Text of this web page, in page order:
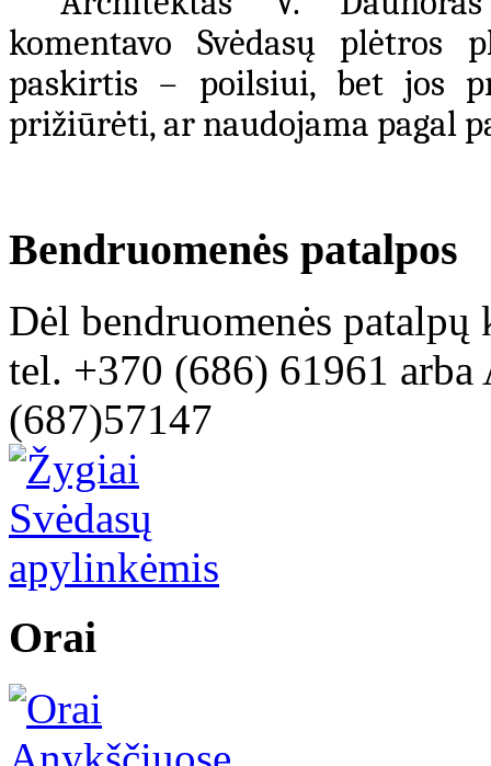
komentavo Svėdasų plėtros
paskirtis – poilsiui, bet jos
prižiūrėti, ar naudojama pagal
Bendruomenės patalpos
Dėl bendruomenės
tel. +370 (686) 61961
(687)57147
Orai